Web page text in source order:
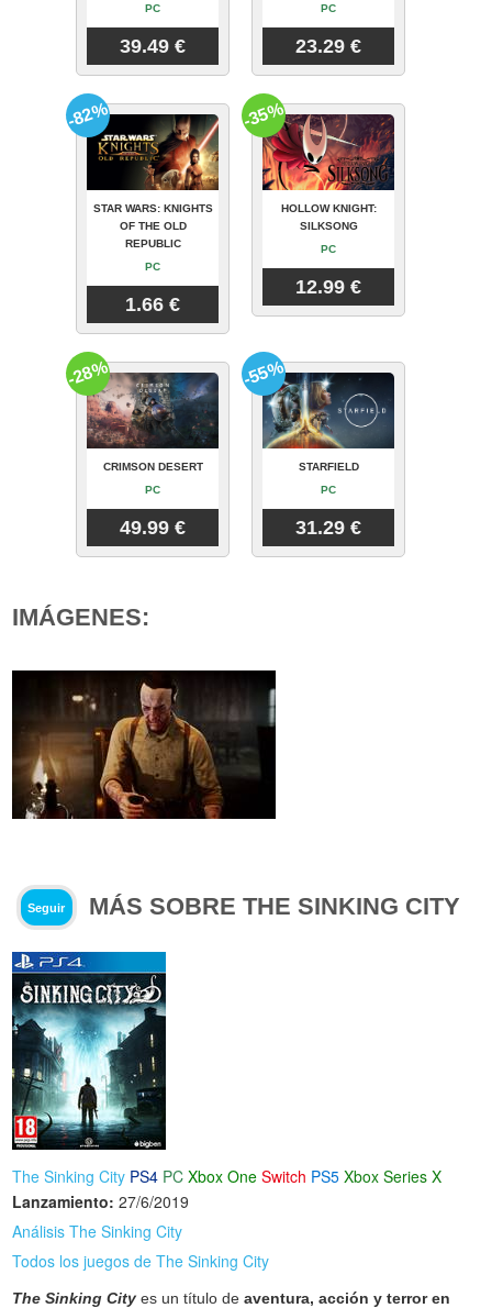
PC
39.49 €
PC
23.29 €
STAR WARS: KNIGHTS
OF THE OLD
REPUBLIC
PC
1.66 €
-82%
HOLLOW KNIGHT:
SILKSONG
PC
12.99 €
-35%
CRIMSON DESERT
PC
49.99 €
-28%
STARFIELD
PC
31.29 €
-55%
IMÁGENES:
Seguir MÁS SOBRE THE SINKING CITY
The Sinking City PS4 PC Xbox One Switch PS5 Xbox Series X
Lanzamiento: 27/6/2019
Análisis The Sinking City
Todos los juegos de The Sinking City
The Sinking City es un título deaventura, acción y terror en